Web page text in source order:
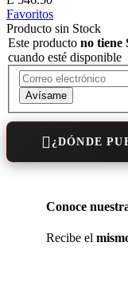
Favoritos
Producto sin Stock
Este producto no tiene
cuando esté disponible
Avísame
¿DÓNDE
Conoce
Recibe el